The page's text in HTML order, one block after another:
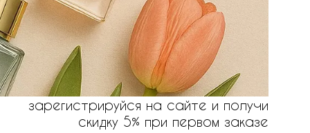
зарегистрируйся на сайте и получи
скидку 5% при первом заказе